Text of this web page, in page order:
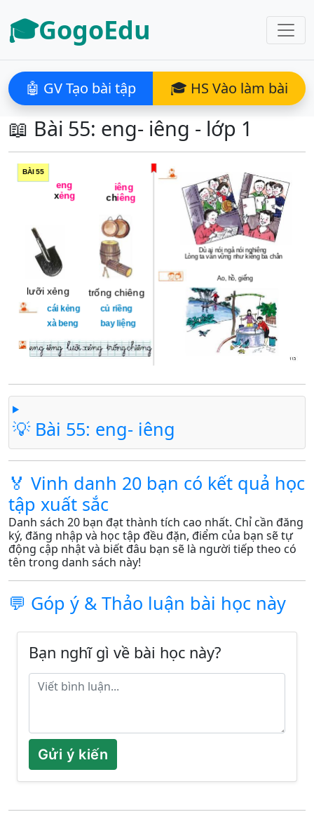
🎓GogoEdu
🤖 GV Tạo bài tập 🎓 HS Vào làm bài
📖 Bài 55: eng- iêng - lớp 1
💡 Bài 55: eng- iêng
🏅 Vinh danh 20 bạn có kết quả học
tập xuất sắc
Danh sách 20 bạn đạt thành tích cao nhất. Chỉ cần đăng
ký, đăng nhập và học tập đều đặn, điểm của bạn sẽ tự
động cập nhật và biết đâu bạn sẽ là người tiếp theo có
tên trong danh sách này!
💬 Góp ý & Thảo luận bài học này
Bạn nghĩ gì về bài học này?
Gửi ý kiến